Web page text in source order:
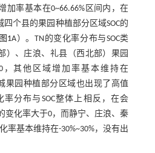
加率基本在0~66.66%区间内，在
个县的果园种植部分区域SOC的
图1A）。TN的变化率分布与SOC类
）、庄浪、礼县（西北部）果园
，其他区域增加率基本维持在
果园种植部分区域也出现了高值
率分布与SOC整体上相反，在会
变化率大于0，而静宁、庄浪、秦
率基本维持在-30%~30%，没有出